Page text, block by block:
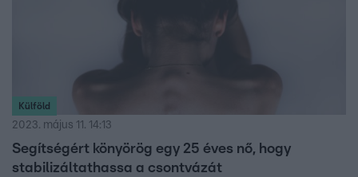
Külföld
2023. május 11. 14:13
Segítségért könyörög egy 25 éves nő, hogy
stabilizáltathassa a csontvázát